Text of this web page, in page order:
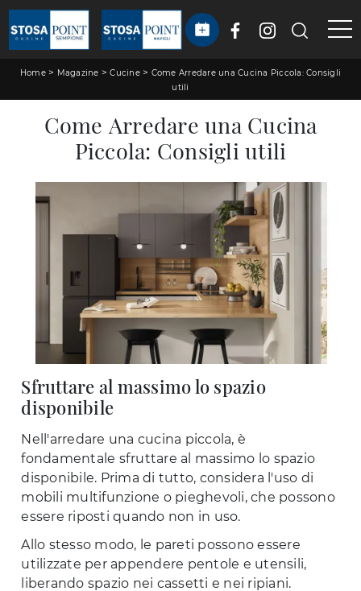
Home> Magazine >Cucine > Come Arredare una Cucina Piccola: Consigli
utili
Come Arredare una Cucina
Piccola: Consigli utili
Sfruttare al massimo lo spazio
disponibile
Nell'arredare una cucina piccola, è
fondamentale sfruttare al massimo lo spazio
disponibile. Prima di tutto, considera l'uso di
mobili multifunzione o pieghevoli, che possono
essere riposti quando non in uso.
Allo stesso modo, le pareti possono essere
utilizzate per appendere pentole e utensili,
liberando spazio nei cassetti e nei ripiani.